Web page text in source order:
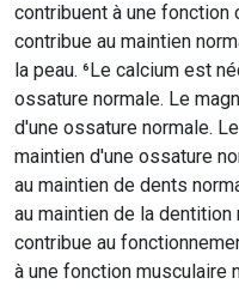
contribuent à une fonction
contribue au maintien
la peau. ⁶Le calcium est
ossature normale. Le
d'une ossature normale.
maintien d'une ossature
au maintien de dents
au maintien de la dentition
contribue au
à une fonction musculaire